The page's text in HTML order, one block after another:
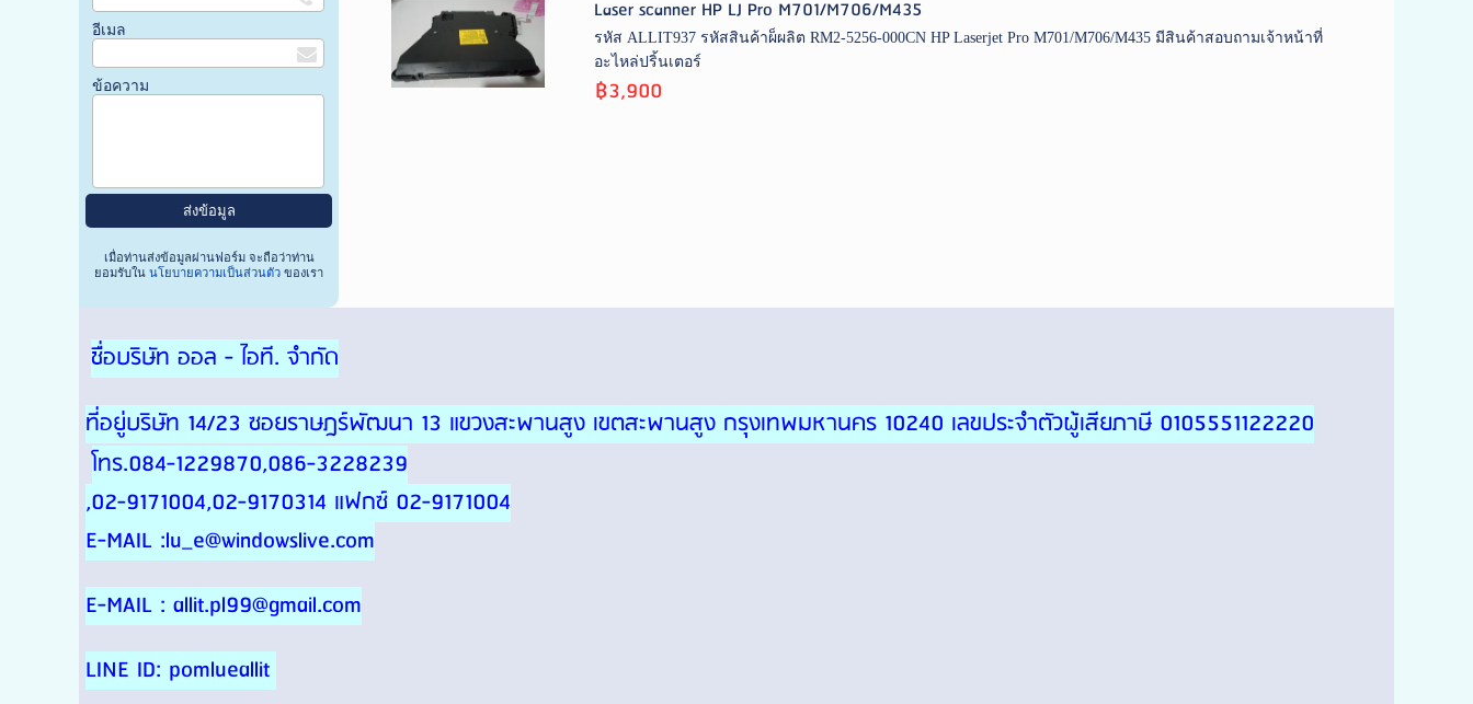
อีเมล
ข้อความ
เมื่อท่านส่งข้อมูลผ่านฟอร์ม จะถือว่าท่าน
ยอมรับใน นโยบายความเป็นส่วนตัวของเรา
Laser scanner HP LJ Pro M701/M706/M435
รหัส ALLIT937 รหัสสินค้าผ็ผลิต RM2-5256-000CN HP Laserjet Pro M701/M706/M435 มีสินค้าสอบถามเจ้าหน้าที่
อะไหล่ปริ้นเตอร์
฿3,900
ชื่อบริษัท ออล - ไอที. จำกัด
ที่อยู่บริษัท 14/23 ซอยราษฎร์พัฒนา 13 แขวงสะพานสูง เขตสะพานสูง กรุงเทพมหานคร 10240 เลขประจำตัวผู้เสียภาษี 0105551122220
โทร.084-1229870,086-3228239
,02-9171004,02-9170314 แฟกซ์ 02-9171004
E-MAIL :lu_e@windowslive.com
E-MAIL : allit.pl99@gmail.com
LINE ID: pomlueallit